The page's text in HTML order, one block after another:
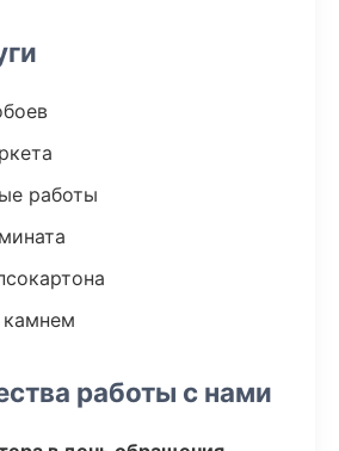
работы
работы с нами